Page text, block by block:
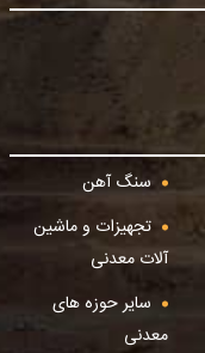
سنگ آهن
تجهیزات و ماشین
آلات معدنی
سایر حوزه های
معدنی